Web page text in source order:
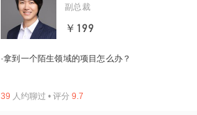
副总裁
￥199
·拿到一个陌生领域的项目怎么办？
39 人约聊过 • 评分 9.7